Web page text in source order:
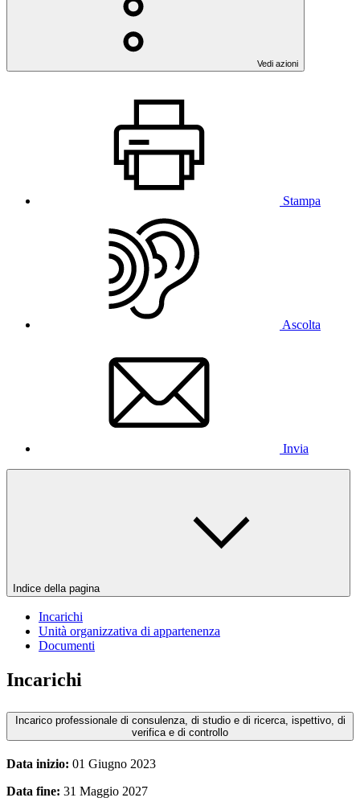
Vedi azioni
Stampa
Ascolta
Invia
Indice della pagina
Incarichi
Unità organizzativa di appartenenza
Documenti
Incarichi
Incarico professionale di consulenza, di studio e di ricerca, ispettivo, di
verifica e di controllo
Data inizio: 01 Giugno 2023
Data fine: 31 Maggio 2027